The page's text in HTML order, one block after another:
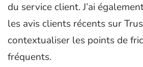
du service client. J’ai
les avis clients récents sur
contextualiser les points de
fréquents.